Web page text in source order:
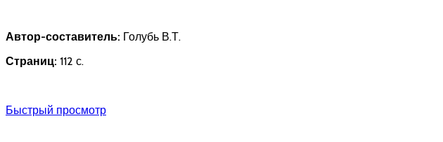
Автор-составитель: Голубь В.Т.
Страниц: 112 с.
Быстрый просмотр